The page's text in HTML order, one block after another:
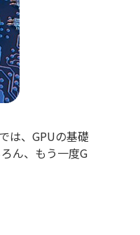
は、GPUの基礎
ん、もう一度G